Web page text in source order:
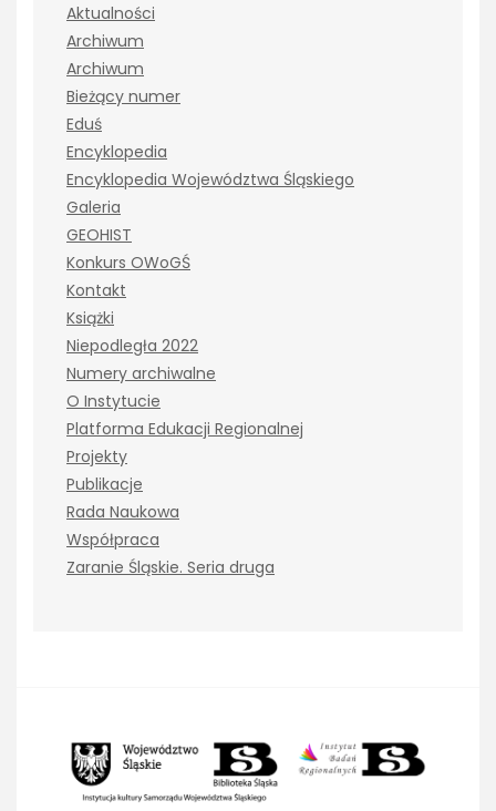
Aktualności
Archiwum
Archiwum
Bieżący numer
Eduś
Encyklopedia
Encyklopedia Województwa Śląskiego
Galeria
GEOHIST
Konkurs OWoGŚ
Kontakt
Książki
Niepodległa 2022
Numery archiwalne
O Instytucie
Platforma Edukacji Regionalnej
Projekty
Publikacje
Rada Naukowa
Współpraca
Zaranie Śląskie. Seria druga